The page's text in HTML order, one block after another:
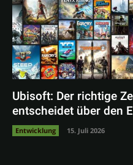
Ubisoft: Der richtige
entscheidet über den
Entwicklung 15. Juli 2026